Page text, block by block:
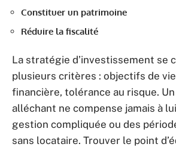
Constituer un patrimoine
Réduire la fiscalité
La stratégie d’investissement se
plusieurs critères : objectifs de
financière, tolérance au risque.
alléchant ne compense jamais à
gestion compliquée ou des
sans locataire. Trouver le point